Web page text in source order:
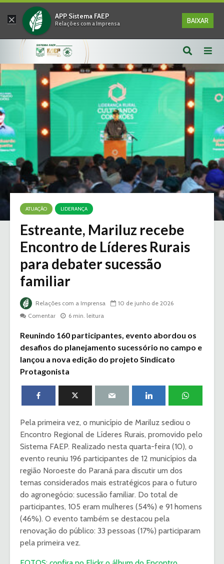
× APP Sistema FAEP
Relações com a Imprensa BAIXAR
ATUAÇÃO LIDERANÇA
Estreante, Mariluz recebe
Encontro de Líderes Rurais
para debater sucessão
familiar
Relações com a Imprensa
10 de junho de 2026
Comentar
6 min. leitura
Reunindo 160 participantes, evento abordou os
desafios do planejamento sucessório no campo e
lançou a nova edição do projeto Sindicato
Protagonista
Pela primeira vez, o município de Mariluz sediou o
Encontro Regional de Líderes Rurais, promovido pelo
Sistema FAEP. Realizado nesta quarta-feira (10), o
evento reuniu 196 participantes de 12 municípios da
região Noroeste do Paraná para discutir um dos
temas considerados mais estratégicos para o futuro
do agronegócio: sucessão familiar. Do total de
participantes, 105 eram mulheres (54%) e 91 homens
(46%). O evento também se destacou pela
renovação do público: 33 pessoas (17%) participaram
pela primeira vez.